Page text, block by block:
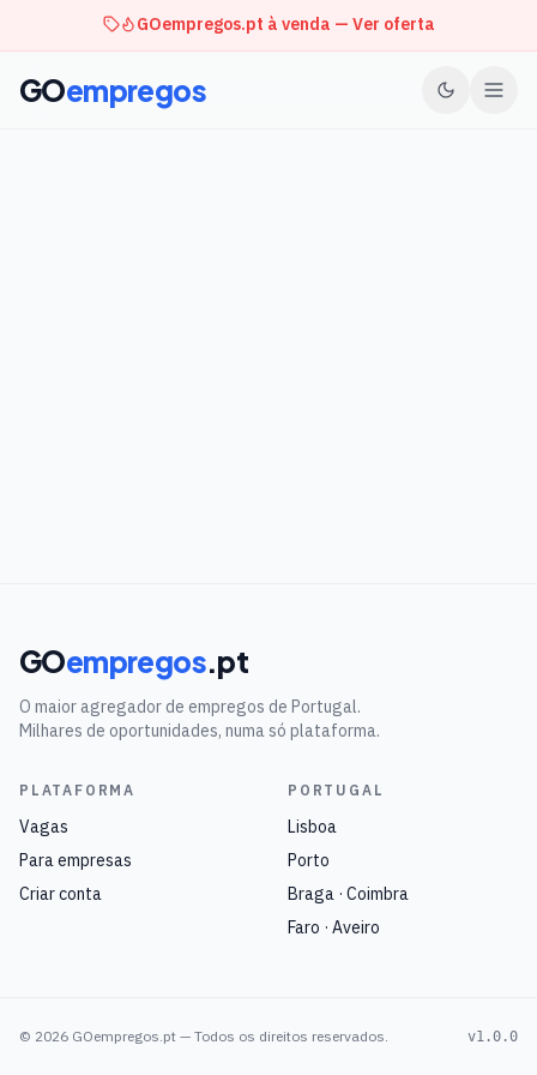
GOempregos.pt à venda — Ver oferta
GOempregos
GOempregos.pt
O maior agregador de empregos de Portugal.
Milhares de oportunidades, numa só plataforma.
PLATAFORMA
Vagas
Para empresas
Criar conta
PORTUGAL
Lisboa
Porto
Braga · Coimbra
Faro · Aveiro
© 2026 GOempregos.pt — Todos os direitos reservados. v1.0.0